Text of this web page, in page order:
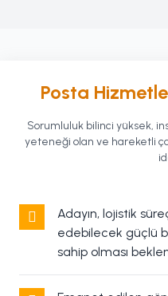
Posta
Sorumluluk bilinci yüksek,
yeteneği olan ve hareketli
Adayın, lojistik
edebilecek güçlü
sahip olması